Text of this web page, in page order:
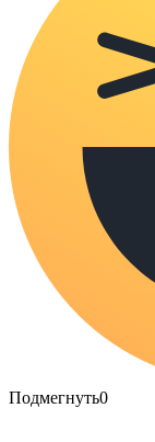
Подмегнуть0